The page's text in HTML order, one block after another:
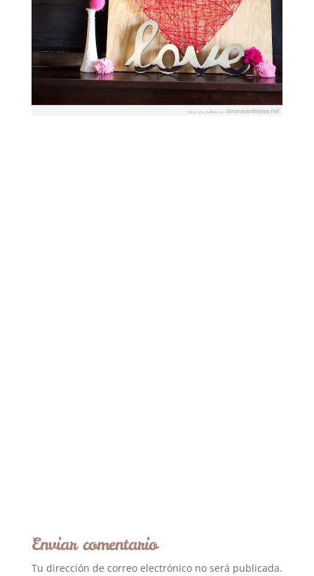
Enviar comentario
Tu dirección de correo electrónico no será publicada.